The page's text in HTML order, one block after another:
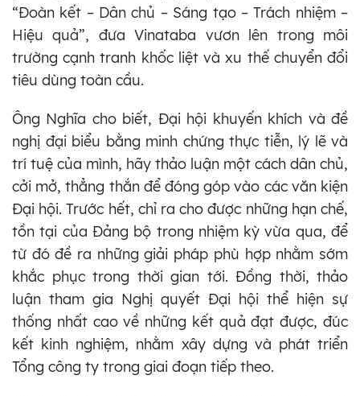
“Đoàn kết – Dân chủ – Sáng tạo – Trách nhiệm –
Hiệu quả”, đưa Vinataba vươn lên trong môi
trường cạnh tranh khốc liệt và xu thế chuyển đổi
tiêu dùng toàn cầu.
Ông Nghĩa cho biết, Đại hội khuyến khích và đề
nghị đại biểu bằng minh chứng thực tiễn, lý lẽ và
trí tuệ của mình, hãy thảo luận một cách dân chủ,
cởi mở, thẳng thắn để đóng góp vào các văn kiện
Đại hội. Trước hết, chỉ ra cho được những hạn chế,
tồn tại của Đảng bộ trong nhiệm kỳ vừa qua, để
từ đó đề ra những giải pháp phù hợp nhằm sớm
khắc phục trong thời gian tới. Đồng thời, thảo
luận tham gia Nghị quyết Đại hội thể hiện sự
thống nhất cao về những kết quả đạt được, đúc
kết kinh nghiệm, nhằm xây dựng và phát triển
Tổng công ty trong giai đoạn tiếp theo.